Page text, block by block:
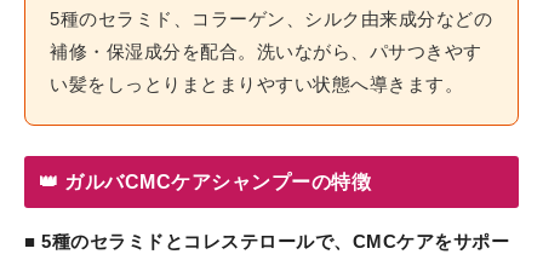
5種のセラミド、コラーゲン、シルク由来成分などの
補修・保湿成分を配合。洗いながら、パサつきやす
い髪をしっとりまとまりやすい状態へ導きます。
👑 ガルバCMCケアシャンプーの特徴
■ 5種のセラミドとコレステロールで、CMCケアをサポー